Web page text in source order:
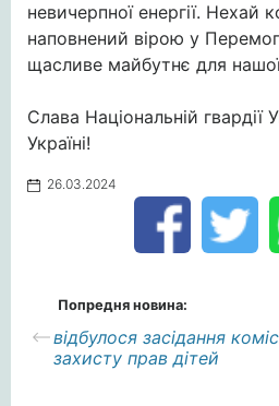
невичерпної енергії. Нехай
наповнений вірою у
щасливе майбутнє для
Слава Національній гвардії
Україні!
26.03.2024
Попредня новина:
відбулося засідання
захисту прав дітей